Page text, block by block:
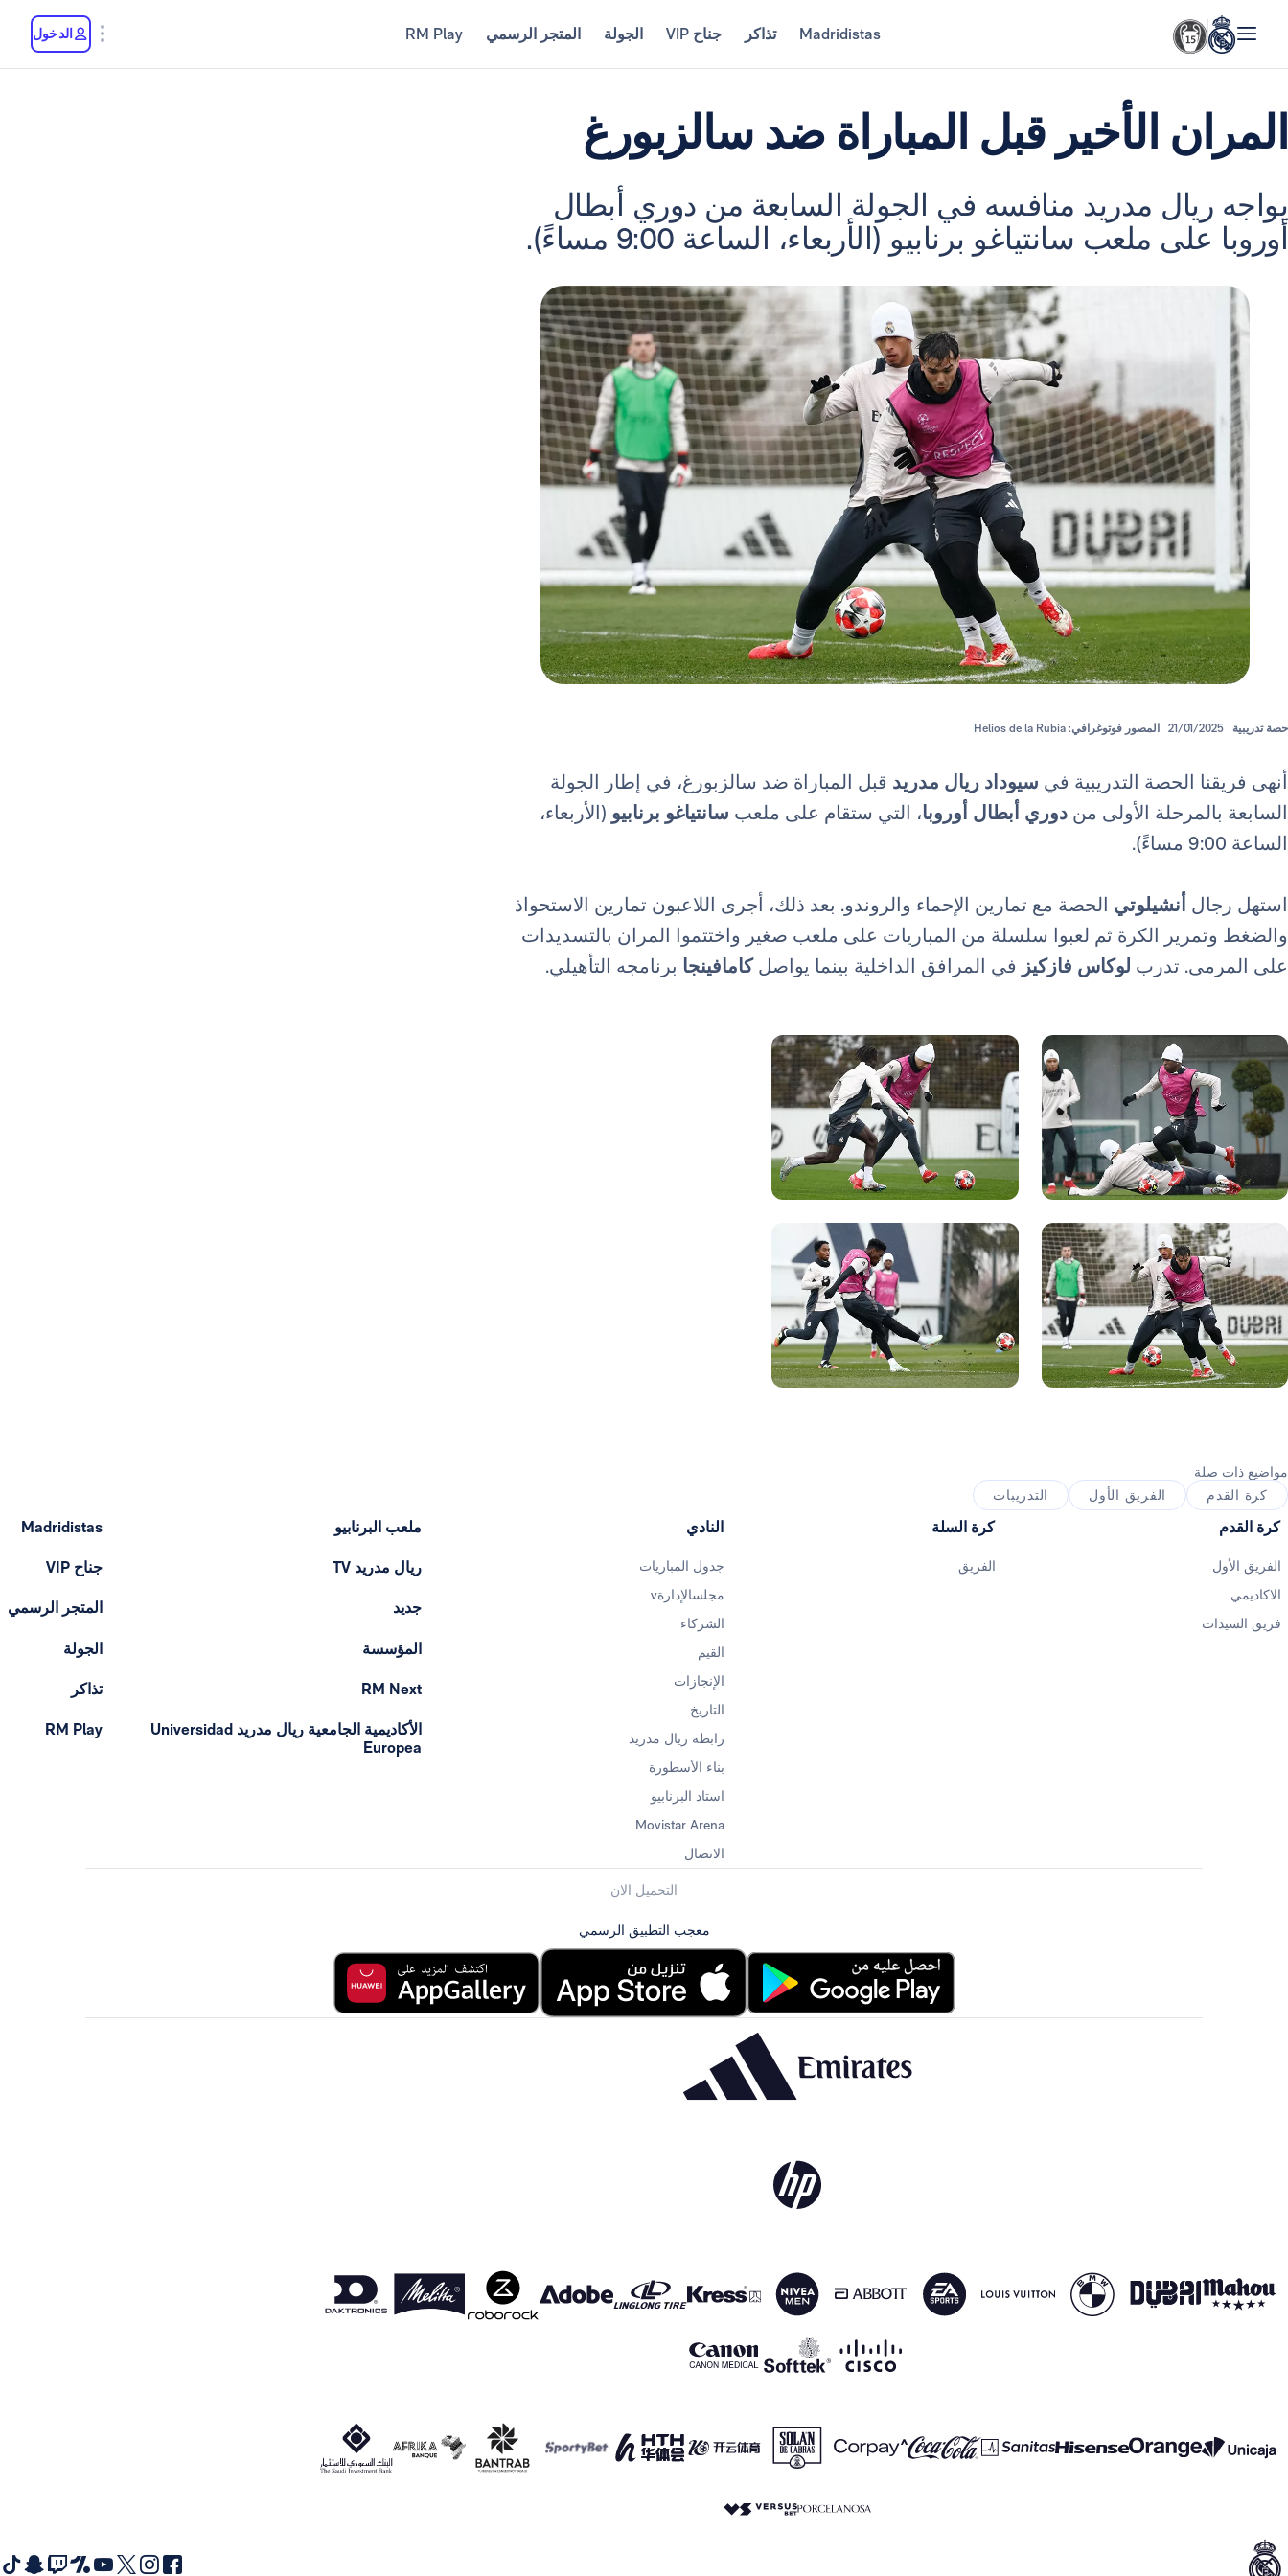
Madridistas تذاكر جناح VIP الجولة المتجر الرسمي RM Play الدخول
المران الأخير قبل المباراة ضد سالزبورغ
يواجه ريال مدريد منافسه في الجولة السابعة من دوري أبطال
أوروبا على ملعب سانتياغو برنابيو (الأربعاء، الساعة 9:00 مساءً).
حصة تدريبية 21/01/2025 المصور فوتوغرافي: Helios de la Rubia
أنهى فريقنا الحصة التدريبية في سيوداد ريال مدريد قبل المباراة ضد سالزبورغ، في إطار الجولة
السابعة بالمرحلة الأولى من دوري أبطال أوروبا، التي ستقام على ملعب سانتياغو برنابيو (الأربعاء،
الساعة 9:00 مساءً).
استهل رجال أنشيلوتي الحصة مع تمارين الإحماء والروندو. بعد ذلك، أجرى اللاعبون تمارين الاستحواذ
والضغط وتمرير الكرة ثم لعبوا سلسلة من المباريات على ملعب صغير واختتموا المران بالتسديدات
على المرمى. تدرب لوكاس فازكيز في المرافق الداخلية بينما يواصلكامافينجا برنامجه التأهيلي.
مواضيع ذات صلة
كرة القدم
الفريق الأول التدريبات
كرة القدم
الفريق الأول
الاكاديمي
فريق السيدات
كرة السلة
الفريق
النادي
جدول المباريات
مجلسالإدارةv
الشركاء
القيم
الإنجازات
التاريخ
رابطة ريال مدريد
بناء الأسطورة
استاد البرنابيو
Movistar Arena
الاتصال
ملعب البرنابيو
ريال مدريد TV
جديد
المؤسسة
RM Next
الأكاديمية الجامعية ريال مدريد Universidad
Europea
Madridistas
جناح VIP
المتجر الرسمي
الجولة
تذاكر
RM Play
التحميل الان
معجب التطبيق الرسمي